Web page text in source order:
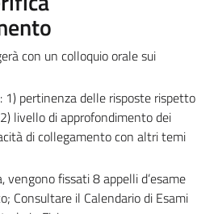
con un colloquio orale sui
1) pertinenza delle risposte rispetto
livello di approfondimento dei
di collegamento con altri temi
vengono fissati 8 appelli d’esame
Consultare il Calendario di Esami